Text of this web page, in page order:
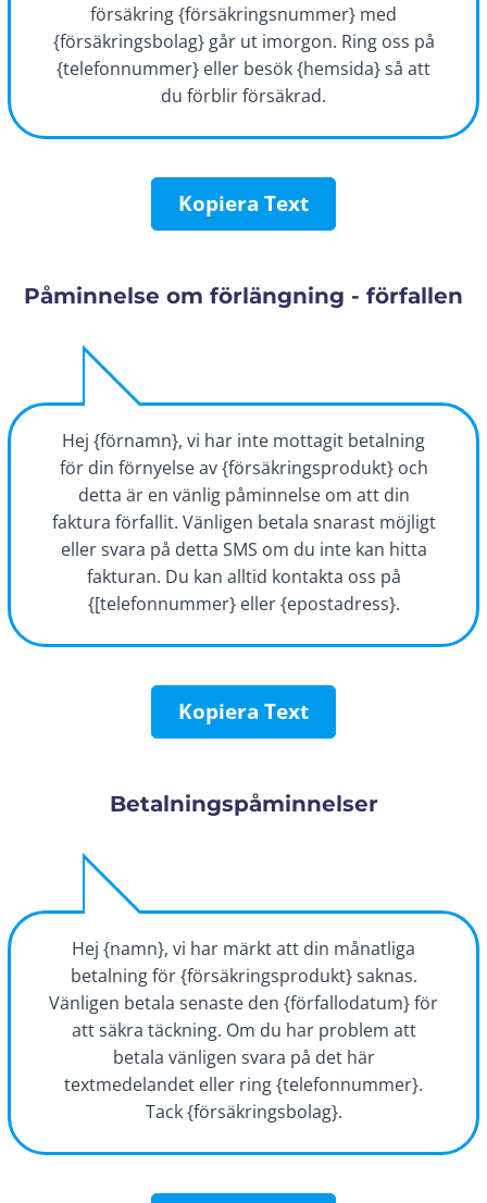
försäkring {försäkringsnummer} med
{försäkringsbolag} går ut imorgon. Ring oss på
{telefonnummer} eller besök {hemsida} så att
du förblir försäkrad.
Kopiera Text
Påminnelse om förlängning - förfallen
Hej {förnamn}, vi har inte mottagit betalning
för din förnyelse av {försäkringsprodukt} och
detta är en vänlig påminnelse om att din
faktura förfallit. Vänligen betala snarast möjligt
eller svara på detta SMS om du inte kan hitta
fakturan. Du kan alltid kontakta oss på
{[telefonnummer} eller {epostadress}.
Kopiera Text
Betalningspåminnelser
Hej {namn}, vi har märkt att din månatliga
betalning för {försäkringsprodukt} saknas.
Vänligen betala senaste den {förfallodatum} för
att säkra täckning. Om du har problem att
betala vänligen svara på det här
textmedelandet eller ring {telefonnummer}.
Tack {försäkringsbolag}.